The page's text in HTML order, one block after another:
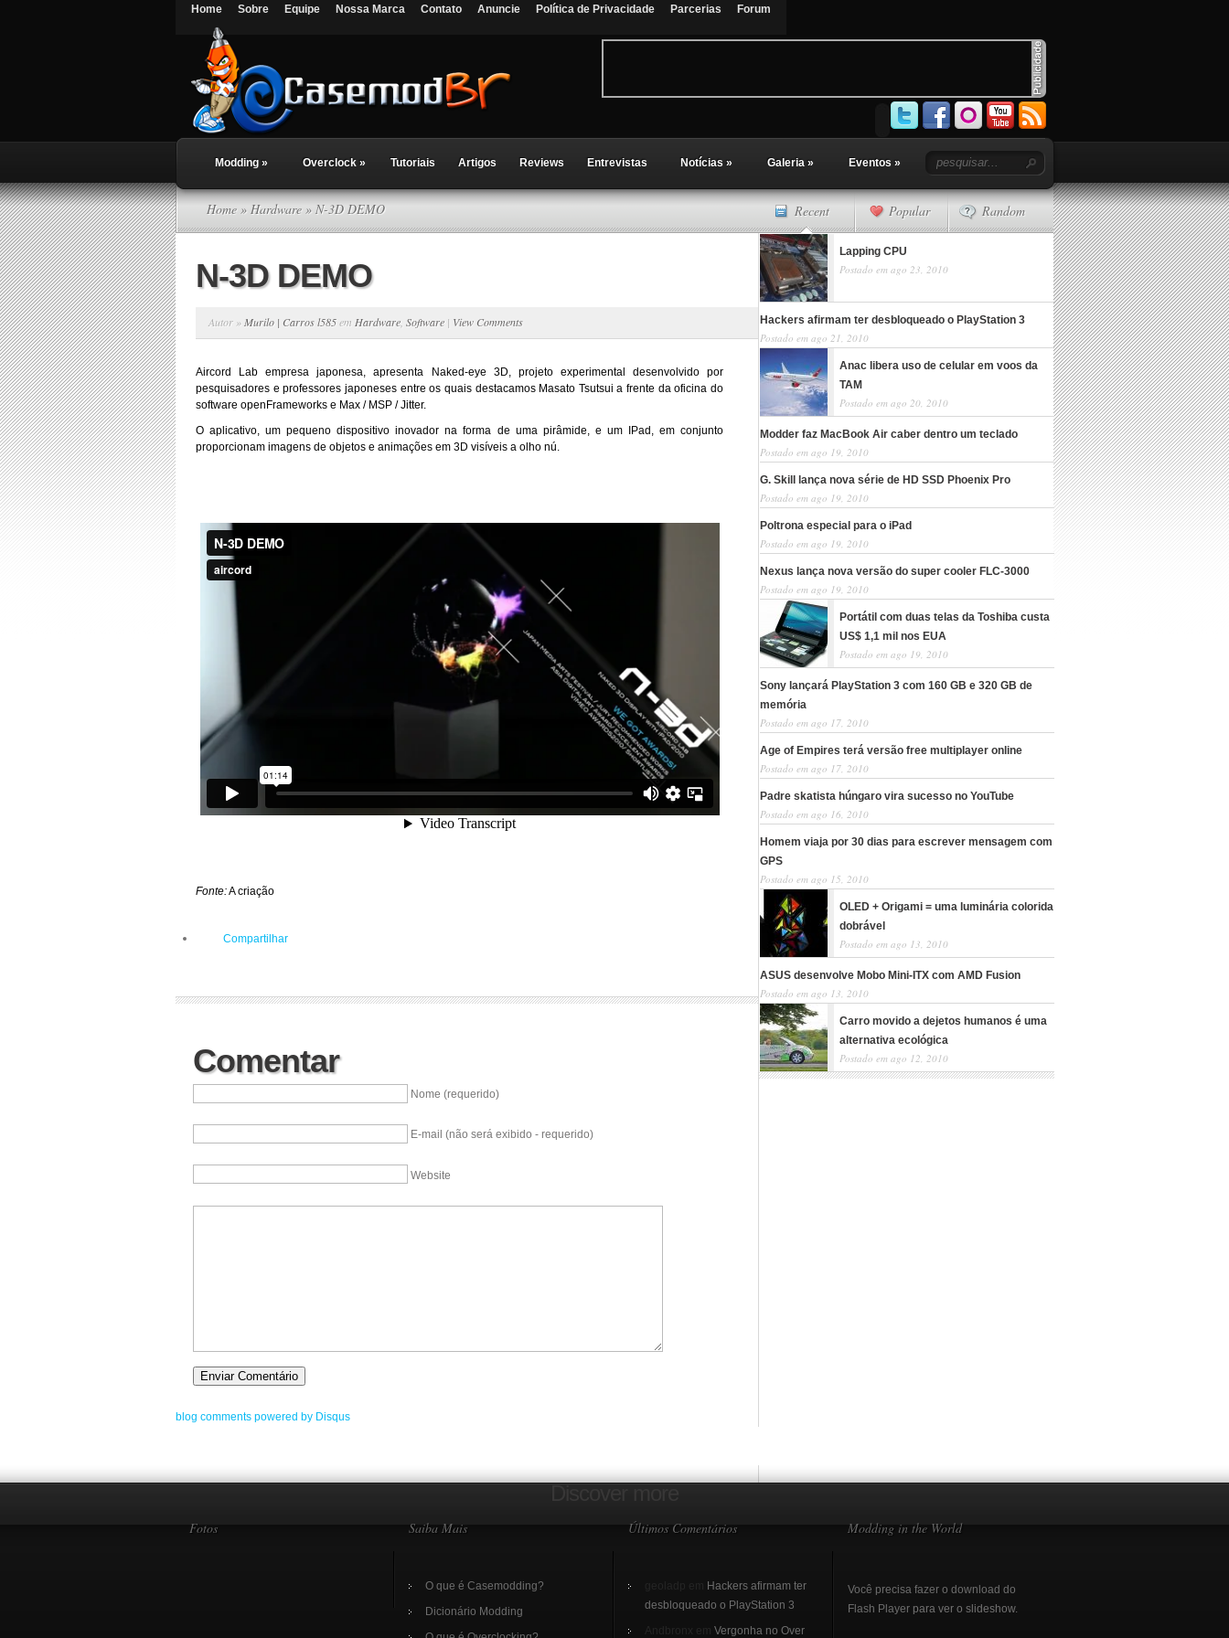
Home Sobre Equipe Nossa Marca Contato Anuncie Política de Privacidade Parcerias Forum
Modding » Overclock » Tutoriais Artigos Reviews Entrevistas Notícias » Galeria » Eventos »
Home » Hardware » N-3D DEMO
N-3D DEMO
Autor » Murilo | Carros l585em Hardware Software | View Comments
Aircord Lab empresa japonesa, apresenta Naked-eye 3D, projeto experimental desenvolvido por
pesquisadores e professores japoneses entre os quais destacamos Masato Tsutsui a frente da oficina do
software openFrameworks e Max / MSP / Jitter.
O aplicativo, um pequeno dispositivo inovador na forma de uma pirâmide, e um IPad, em conjunto
proporcionam imagens de objetos e animações em 3D visíveis a olho nú.
Fonte:A criação
Compartilhar
Comentar
Nome (requerido)
E-mail (não será exibido - requerido)
Website
blog comments powered by Disqus
Recent Popular Random
Lapping CPU
Postado em ago 23, 2010
Hackers afirmam ter desbloqueado o PlayStation 3
Postado em ago 21, 2010
Anac libera uso de celular em voos da
TAM
Postado em ago 20, 2010
Modder faz MacBook Air caber dentro um teclado
Postado em ago 19, 2010
G. Skill lança nova série de HD SSD Phoenix Pro
Postado em ago 19, 2010
Poltrona especial para o iPad
Postado em ago 19, 2010
Nexus lança nova versão do super cooler FLC-3000
Postado em ago 19, 2010
Portátil com duas telas da Toshiba custa
US$ 1,1 mil nos EUA
Postado em ago 19, 2010
Sony lançará PlayStation 3 com 160 GB e 320 GB de
memória
Postado em ago 17, 2010
Age of Empires terá versão free multiplayer online
Postado em ago 17, 2010
Padre skatista húngaro vira sucesso no YouTube
Postado em ago 16, 2010
Homem viaja por 30 dias para escrever mensagem com
GPS
Postado em ago 15, 2010
OLED + Origami = uma luminária colorida
dobrável
Postado em ago 13, 2010
ASUS desenvolve Mobo Mini-ITX com AMD Fusion
Postado em ago 13, 2010
Carro movido a dejetos humanos é uma
alternativa ecológica
Postado em ago 12, 2010
Fotos Saiba Mais
O que é Casemodding?
Dicionário Modding
Últimos Comentários
Hackers afirmam ter
desbloqueado o PlayStation 3
Vergonha no Over
Modding in the World
Você precisa fazer o download do
Flash Player para ver o slideshow.